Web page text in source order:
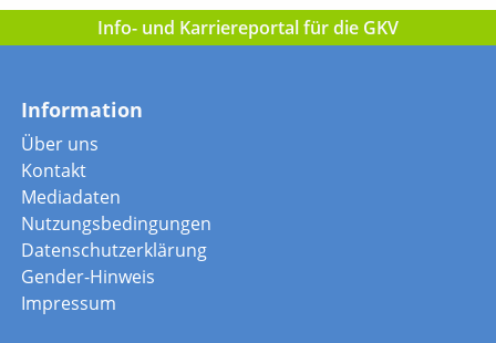
Info- und Karriereportal für die GKV
Information
Über uns
Kontakt
Mediadaten
Nutzungsbedingungen
Datenschutzerklärung
Gender-Hinweis
Impressum